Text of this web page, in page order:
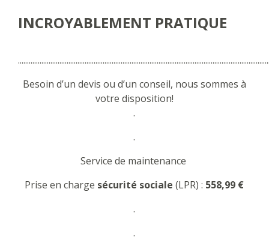
INCROYABLEMENT PRATIQUE
Besoin d’un devis ou d’un conseil, nous sommes à
votre disposition!
.
.
Service de maintenance
Prise en charge sécurité sociale (LPR) : 558,99 €
.
.